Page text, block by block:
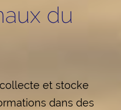
du
et stocke
dans des